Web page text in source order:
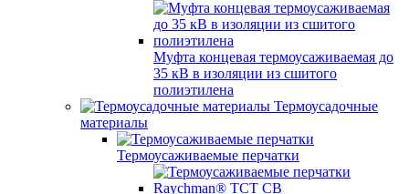
Муфта концевая термоусаживаемая до
35 кВ в изоляции из сшитого
полиэтилена
Термоусадочные
материалы
Термоусаживаемые перчатки